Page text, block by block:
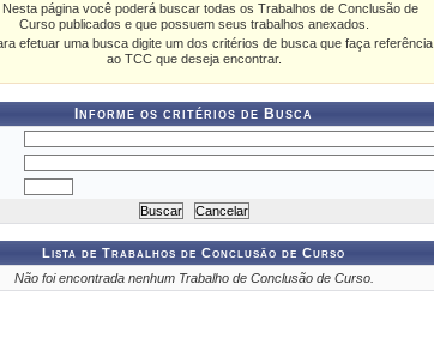
Nesta página você poderá buscar todas os Trabalhos de Conclusão de
Curso publicados e que possuem seus trabalhos anexados.
efetuar uma busca digite um dos critérios de busca que faça referência
ao TCC que deseja encontrar.
Informe os critérios de Busca
Lista de Trabalhos de Conclusão de Curso
Não foi encontrada nenhum Trabalho de Conclusão de Curso.